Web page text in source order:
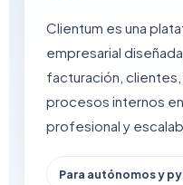
Clientum es una
empresarial
facturación,
procesos internos en
profesional y
Para autónomos y